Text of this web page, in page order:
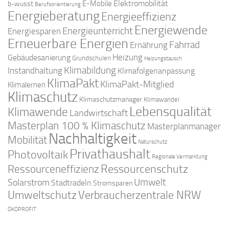
b-wusst Berufsorientierung E-Mobile Elektromobilität
EnergieberatungEnergieeffizienz
Energiesparen Energieunterricht Energiewende
Erneuerbare Energien Ernährung Fahrrad
Gebäudesanierung Grundschulen Heizung Heizungstausch
Instandhaltung Klimabildung Klimafolgenanpassung
Klimalernen KlimaPaktKlimaPakt-Mitglied
Klimaschutz Klimaschutzmanager Klimawandel
Klimawende Landwirtschaft Lebensqualität
Masterplan 100 % Klimaschutz Masterplanmanager
Mobilität Nachhaltigkeit Naturschutz
PhotovoltaikPrivathaushalt Regionale Vermarktung
Ressourceneffizienz Ressourcenschutz
Solarstrom Stadtradeln Stromsparen Umwelt
UmweltschutzVerbraucherzentrale NRW
ÖKOPROFIT